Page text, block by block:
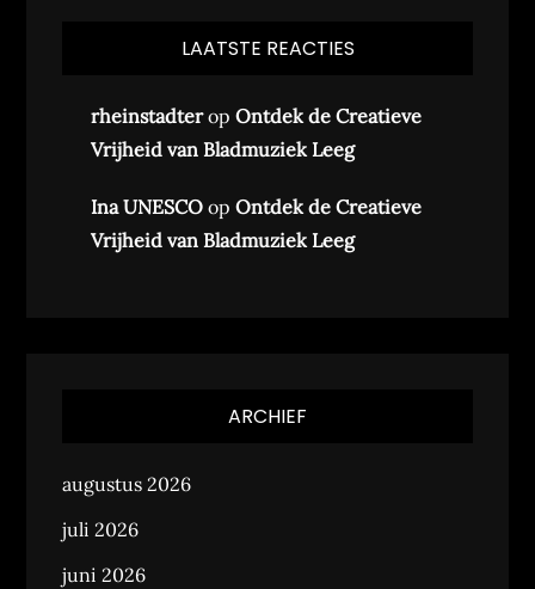
LAATSTE REACTIES
rheinstadteropOntdek de Creatieve
Vrijheid van Bladmuziek Leeg
Ina UNESCO opOntdek de Creatieve
Vrijheid van Bladmuziek Leeg
ARCHIEF
augustus 2026
juli 2026
juni 2026